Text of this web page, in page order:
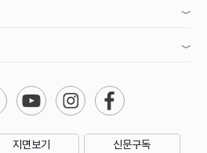
지면보기 신문구독